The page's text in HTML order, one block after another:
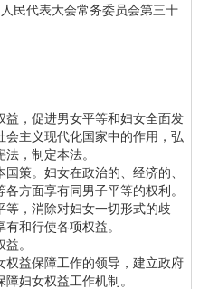
民代表大会常务委员会第三十
，促进男女平等和妇女全面发
会主义现代化国家中的作用，弘
，制定本法。
策。妇女在政治的、经济的、
方面享有同男子平等的权利。
等，消除对妇女一切形式的歧
和行使各项权益。
。
益保障工作的领导，建立政府
妇女权益工作机制。